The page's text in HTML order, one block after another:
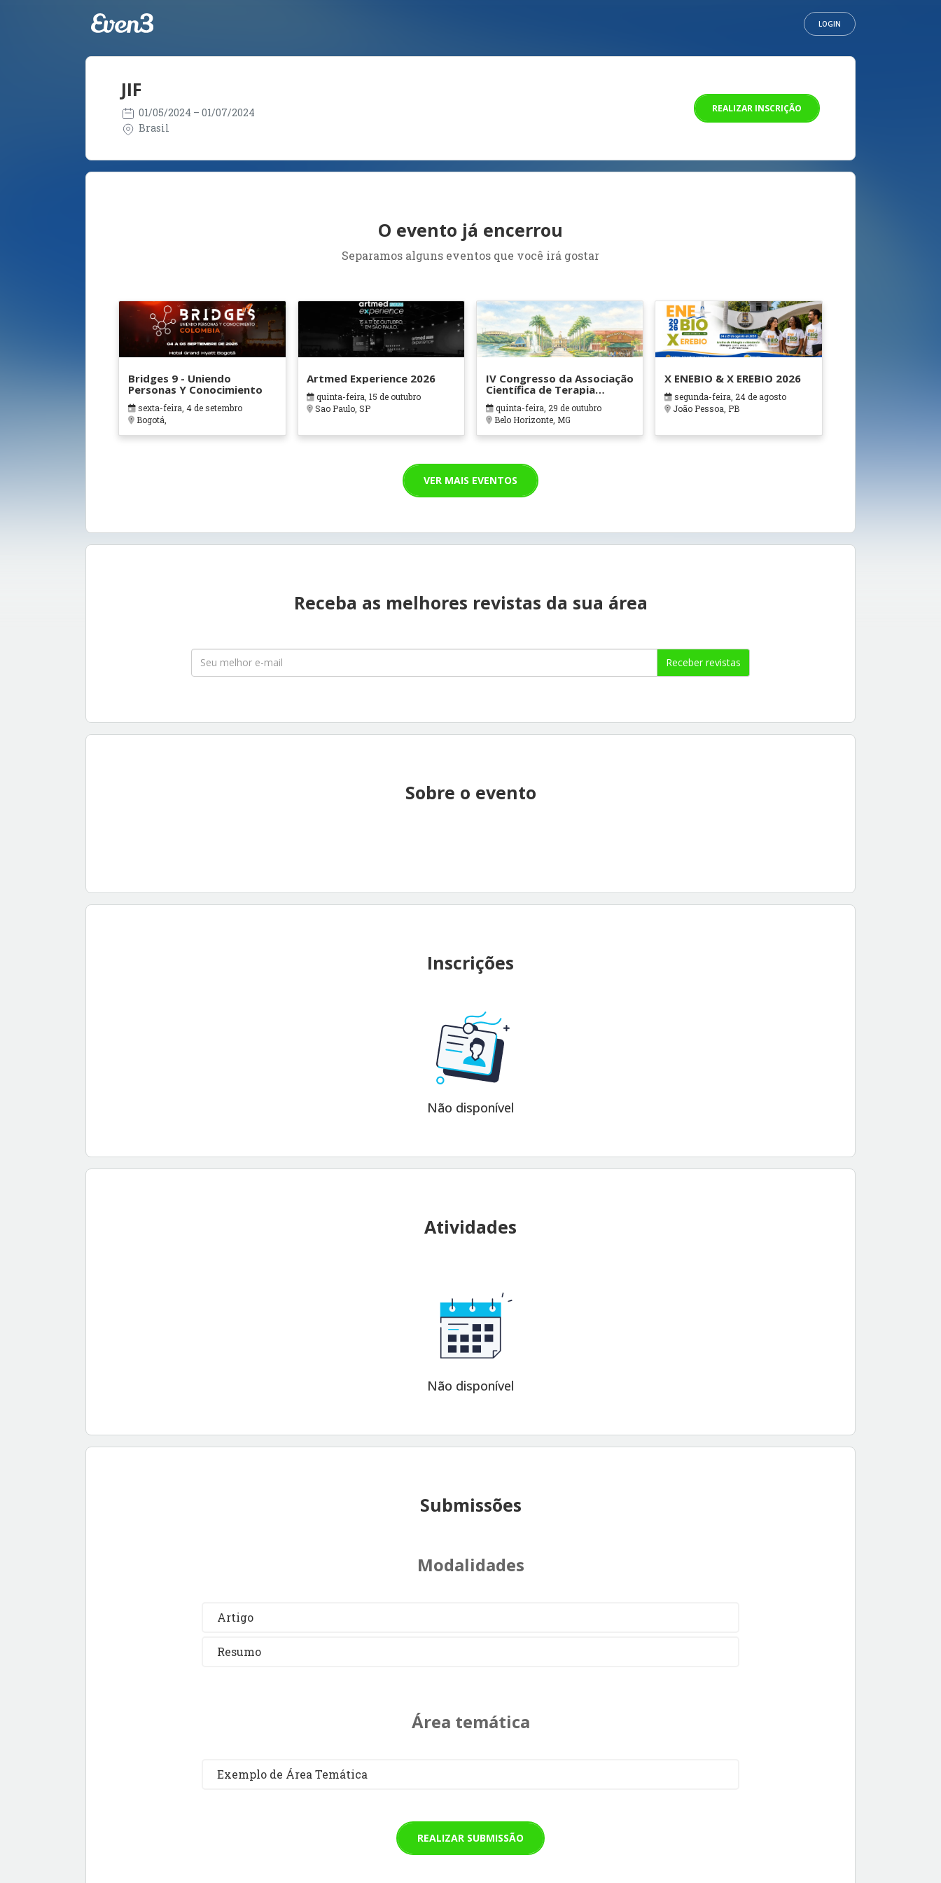
LOGIN
JIF
01/05/2024 – 01/07/2024
Brasil
REALIZAR INSCRIÇÃO
O evento já encerrou
Separamos alguns eventos que você irá gostar
Bridges 9 - Uniendo
Personas Y Conocimiento
sexta-feira, 4 de setembro
Bogotá,
Artmed Experience 2026
quinta-feira, 15 de outubro
Sao Paulo, SP
IV Congresso da Associação
Científica de Terapia
Ocupacional em Contextos
Hospitalares e Cuidados
Paliativos - ATOHOSP
quinta-feira, 29 de outubro
Belo Horizonte, MG
X ENEBIO & X EREBIO 2026
segunda-feira, 24 de agosto
João Pessoa, PB
VER MAIS EVENTOS
Receba as melhores revistas da sua área
Receber revistas
Sobre o evento
Inscrições
Não disponível
Atividades
Não disponível
Submissões
Modalidades
Artigo
Resumo
Área temática
Exemplo de Área Temática
REALIZAR SUBMISSÃO